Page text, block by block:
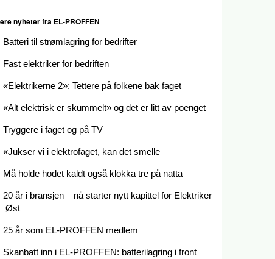
nyheter fra EL-PROFFEN
Batteri til strømlagring for bedrifter
Fast elektriker for bedriften
«Elektrikerne 2»: Tettere på folkene bak faget
«Alt elektrisk er skummelt» og det er litt av poenget
Tryggere i faget og på TV
«Jukser vi i elektrofaget, kan det smelle
Må holde hodet kaldt også klokka tre på natta
20 år i bransjen – nå starter nytt kapittel for Elektriker
Øst
25 år som EL-PROFFEN medlem
Skanbatt inn i EL-PROFFEN: batterilagring i front